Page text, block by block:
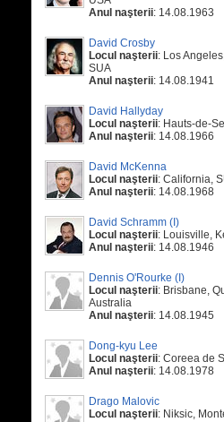
Anul naşterii: 14.08.1963
David Crosby
Locul naşterii: Los
SUA
Anul naşterii: 14.08.1941
David Hallyday
Locul naşterii: Hauts-de-
Anul naşterii: 14.08.1966
David McKenna
Locul naşterii: California,
Anul naşterii: 14.08.1968
David Schramm (I)
Locul naşterii: Louisville,
Anul naşterii: 14.08.1946
Dennis O'Rourke (I)
Locul naşterii: Brisbane,
Australia
Anul naşterii: 14.08.1945
Dong-kyu Lee
Locul naşterii: Coreea de
Anul naşterii: 14.08.1978
Drago Malovic
Locul naşterii: Niksic,